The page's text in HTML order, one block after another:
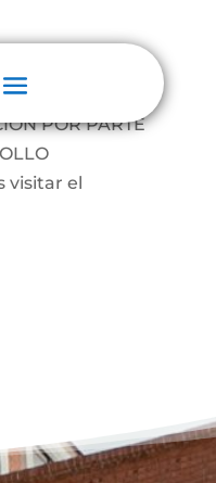
POR PARTE
visitar el